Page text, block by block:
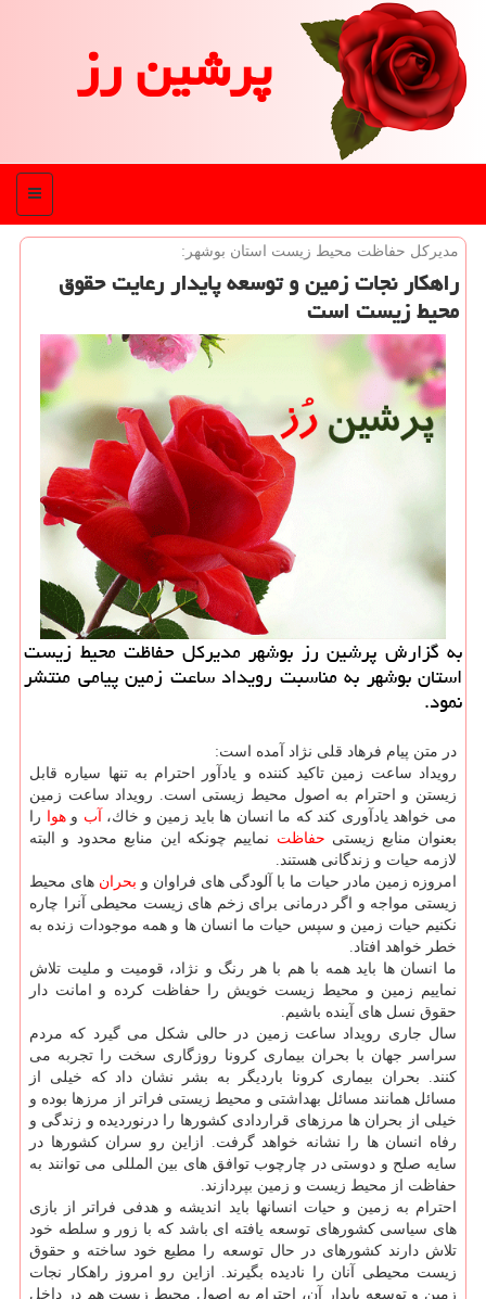
پرشین رز
منو
مدیركل حفاظت محیط زیست استان بوشهر:
راهكار نجات زمین و توسعه پایدار رعایت حقوق
محیط زیست است
به گزارش پرشین رز بوشهر مدیركل حفاظت محیط زیست
استان بوشهر به مناسبت رویداد ساعت زمین پیامی منتشر
نمود.
در متن پیام فرهاد قلی نژاد آمده است:
رویداد ساعت زمین تاكید كننده و یادآور احترام به تنها سیاره قابل
زیستن و احترام به اصول محیط زیستی است. رویداد ساعت زمین
می خواهد یادآوری كند كه ما انسان ها باید زمین و خاك، آب وهوا را
بعنوان منابع زیستی حفاظت نماییم چونكه این منابع محدود و البته
لازمه حیات و زندگانی هستند.
امروزه زمین مادر حیات ما با آلودگی های فراوان و بحران های محیط
زیستی مواجه و اگر درمانی برای زخم های زیست محیطی آنرا چاره
نكنیم حیات زمین و سپس حیات ما انسان ها و همه موجودات زنده به
خطر خواهد افتاد.
ما انسان ها باید همه با هم با هر رنگ و نژاد، قومیت و ملیت تلاش
نماییم زمین و محیط زیست خویش را حفاظت كرده و امانت دار
حقوق نسل های آینده باشیم.
سال جاری رویداد ساعت زمین در حالی شكل می گیرد كه مردم
سراسر جهان با بحران بیماری كرونا روزگاری سخت را تجربه می
كنند. بحران بیماری كرونا باردیگر به بشر نشان داد كه خیلی از
مسائل همانند مسائل بهداشتی و محیط زیستی فراتر از مرزها بوده و
خیلی از بحران ها مرزهای قراردادی كشورها را درنوردیده و زندگی و
رفاه انسان ها را نشانه خواهد گرفت. ازاین رو سران كشورها در
سایه صلح و دوستی در چارچوب توافق های بین المللی می توانند به
حفاظت از محیط زیست و زمین بپردازند.
احترام به زمین و حیات انسانها باید اندیشه و هدفی فراتر از بازی
های سیاسی كشورهای توسعه یافته ای باشد كه با زور و سلطه خود
تلاش دارند كشورهای در حال توسعه را مطیع خود ساخته و حقوق
زیست محیطی آنان را نادیده بگیرند. ازاین رو امروز راهكار نجات
زمین و توسعه پایدار آن، احترام به اصول محیط زیست هم در داخل